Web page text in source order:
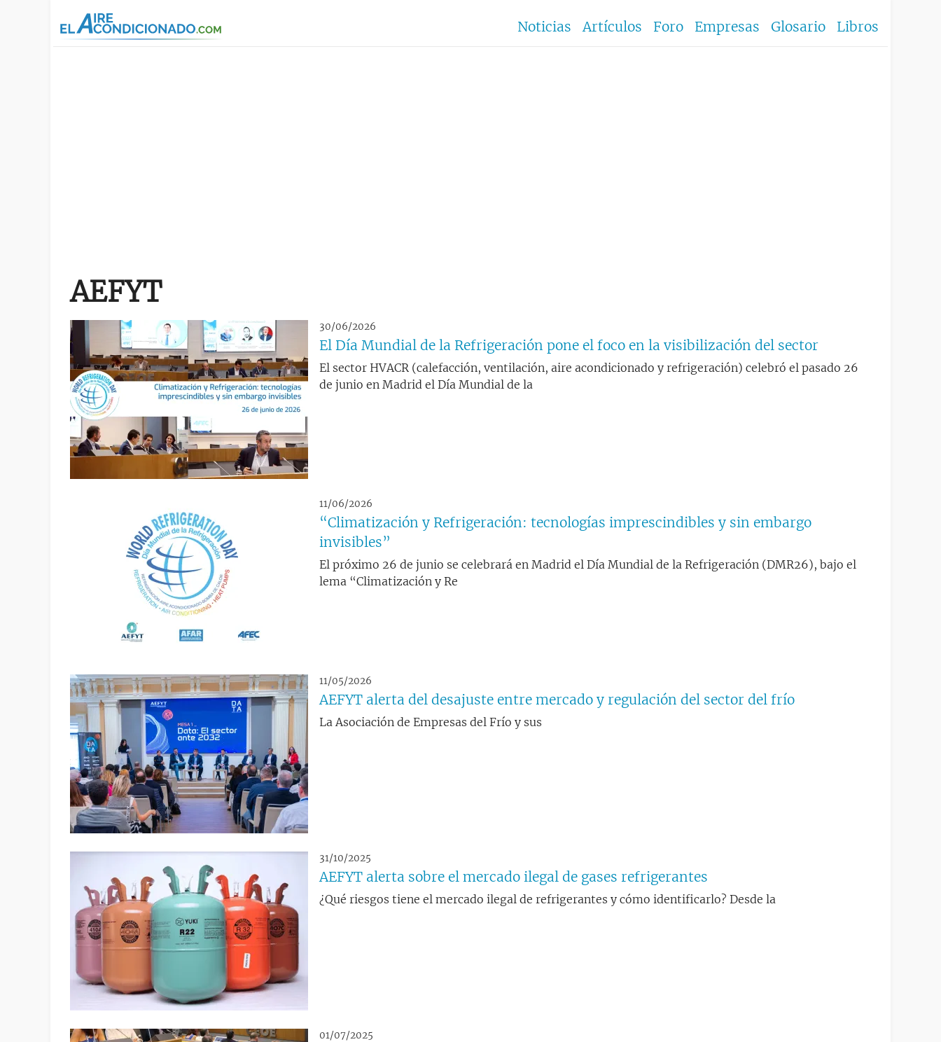
Noticias Artículos Foro Empresas Glosario Libros
AEFYT
30/06/2026
El Día Mundial de la Refrigeración pone el foco en la visibilización del sector
El sector HVACR (calefacción, ventilación, aire acondicionado y refrigeración) celebró el pasado 26
de junio en Madrid el Día Mundial de la
11/06/2026
“Climatización y Refrigeración: tecnologías imprescindibles y sin embargo
invisibles”
El próximo 26 de junio se celebrará en Madrid el Día Mundial de la Refrigeración (DMR26), bajo el
lema “Climatización y Re
11/05/2026
AEFYT alerta del desajuste entre mercado y regulación del sector del frío
La Asociación de Empresas del Frío y sus
31/10/2025
AEFYT alerta sobre el mercado ilegal de gases refrigerantes
¿Qué riesgos tiene el mercado ilegal de refrigerantes y cómo identificarlo? Desde la
01/07/2025